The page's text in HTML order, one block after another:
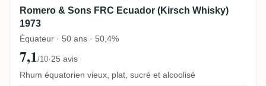
Romero & Sons FRC Ecuador (Kirsch Whisky)
1973
Équateur · 50 ans · 50,4%
7,1/10·25 avis
Rhum équatorien vieux, plat, sucré et alcoolisé